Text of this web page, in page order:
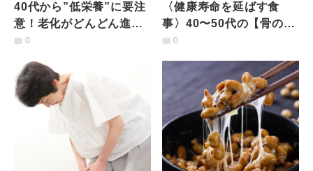
40代から”低栄養”に要注
意！老化がどんどん進ん
でしまう〈NG食習慣〉と
0
〈健康寿命を延ばす食
事〉40〜50代の【骨の老
化】を止める食べ物と
0